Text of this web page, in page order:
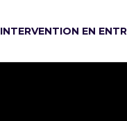
INTERVENTION EN